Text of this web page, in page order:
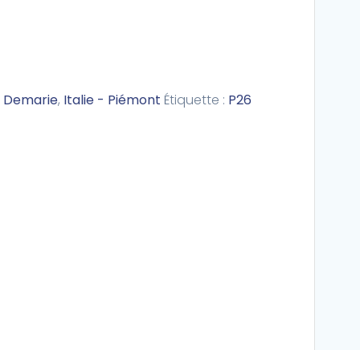
Demarie, Italie - Piémont Étiquette : P26